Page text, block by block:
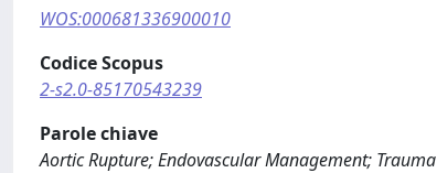
WOS:000681336900010
Codice Scopus
2-s2.0-85170543239
Parole chiave
Aortic Rupture; Endovascular Management; Trauma